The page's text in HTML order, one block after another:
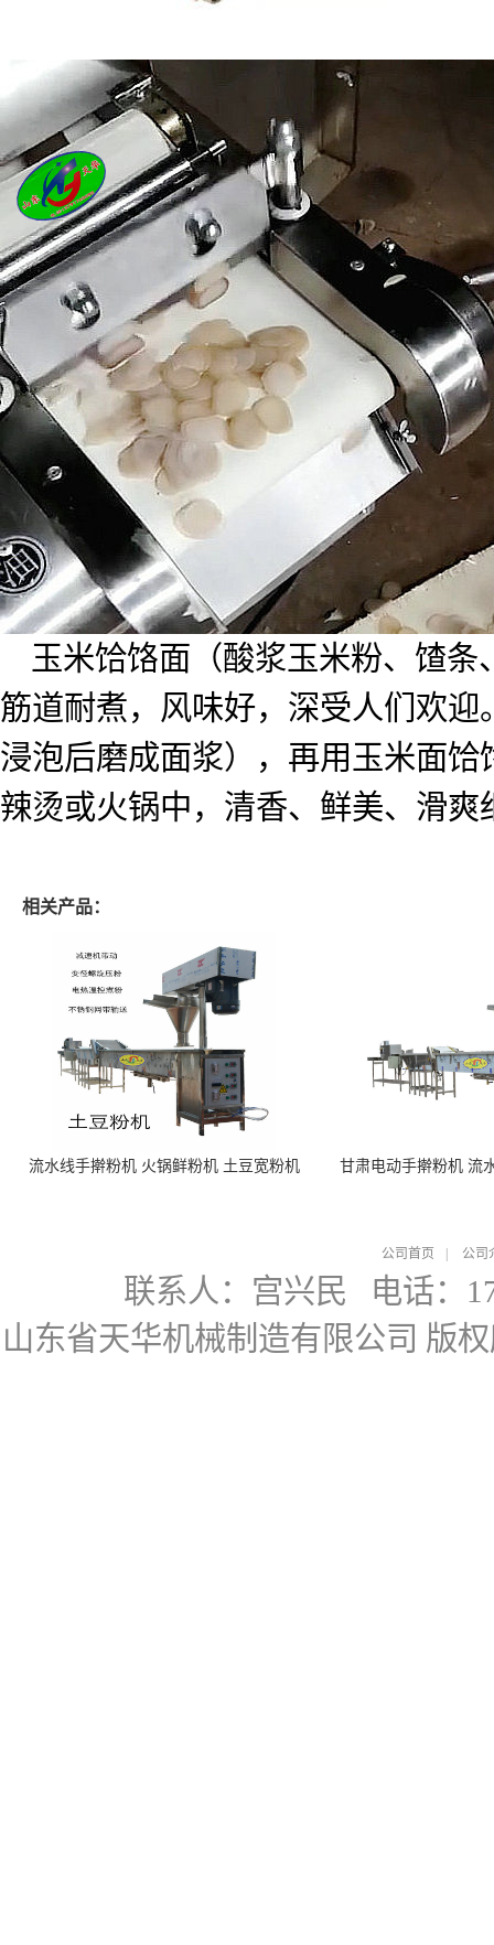
玉米饸饹面（酸浆玉米粉、馇
筋道耐煮，风味好，深受人们欢
浸泡后磨成面浆），再用玉米面
辣烫或火锅中，清香、鲜美、滑爽
相关产品：
流水线手擀粉机 火锅鲜粉机 土豆宽粉机 甘肃电动手擀粉机 流
公司首页 公司
联系人：宫兴民 电话：
山东省天华机械制造有限公司 版